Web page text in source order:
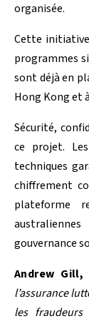
organisée.
Cette initiative
programmes
sont déjà en
Hong Kong et
Sécurité,
ce projet.
techniques
chiffrement
plateforme
gouvernance
Andrew Gill,
l’assurance
les